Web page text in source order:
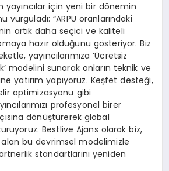
yayıncılar için yeni bir dönemin
vurguladı: “ARPU oranlarındaki
artık daha seçici ve kaliteli
hazır olduğunu gösteriyor. Biz
yayıncılarımıza ‘Ücretsiz
modelini sunarak onların teknik ve
yatırım yapıyoruz. Keşfet desteği,
optimizasyonu gibi
profesyonel birer
dönüştürerek global
Bestlive Ajans olarak biz,
alan bu devrimsel modelimizle
standartlarını yeniden